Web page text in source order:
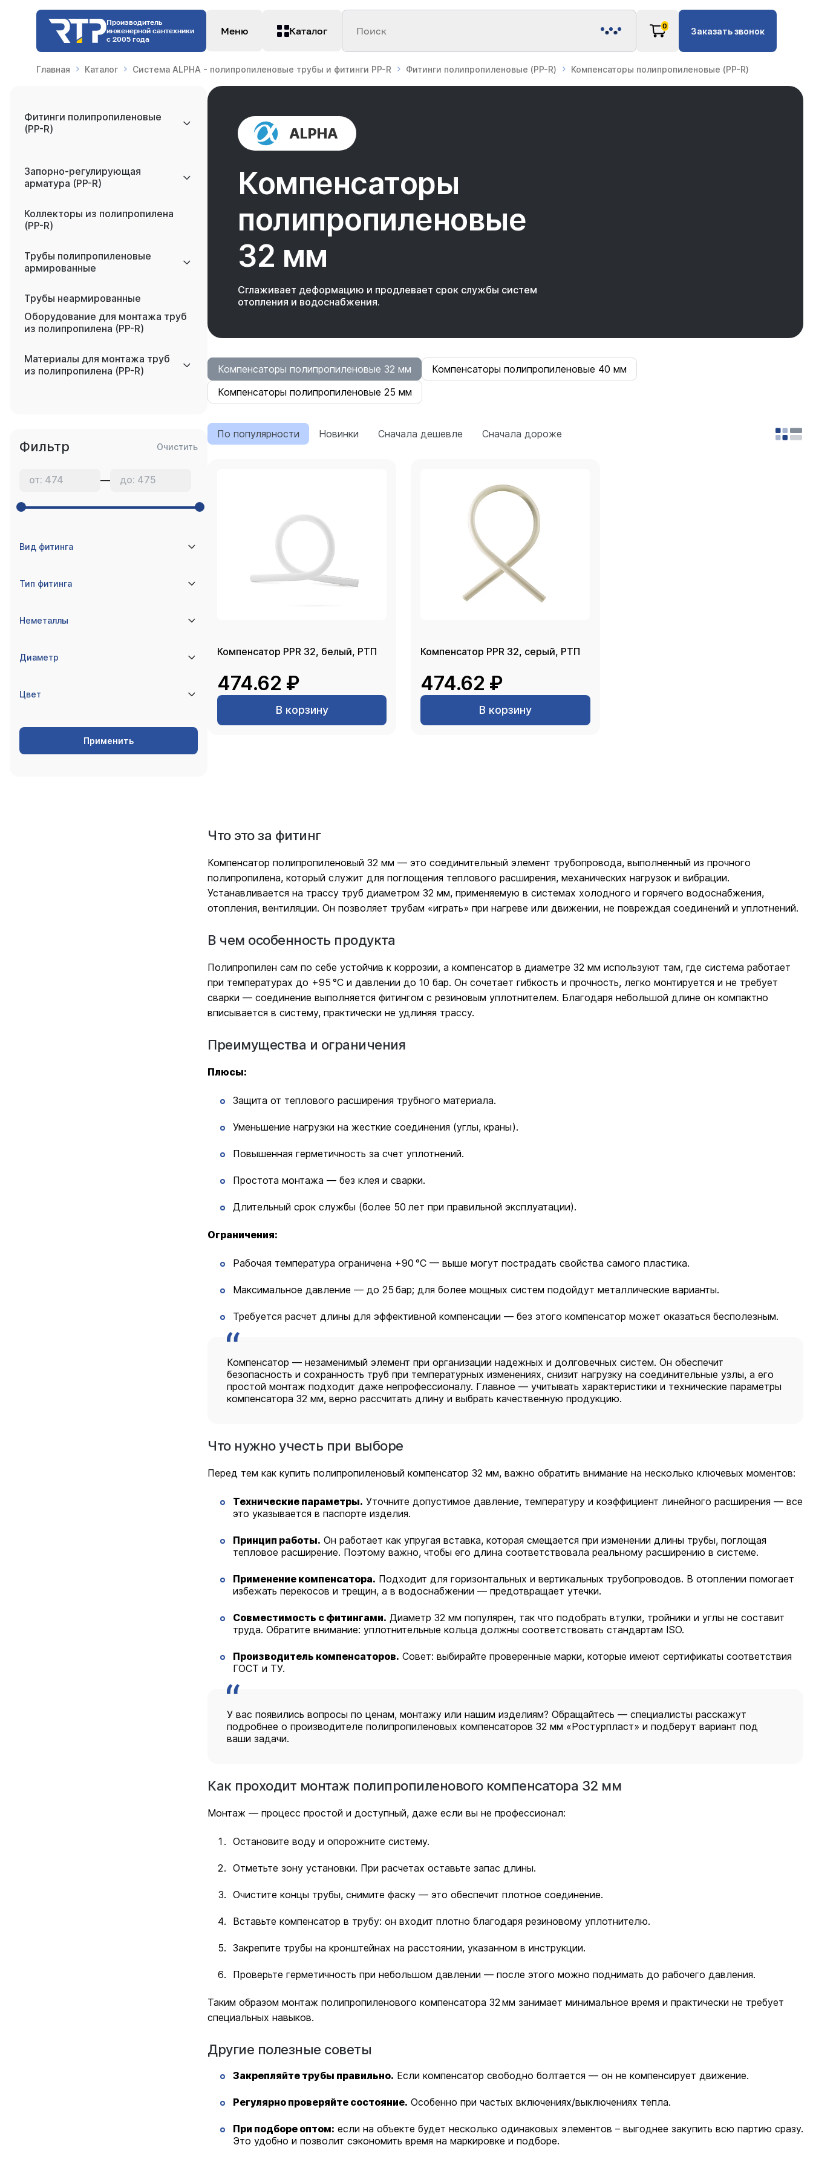
Производитель
инженерной сантехники
с 2005 года
Меню Каталог Поиск 0 Заказать звонок
Главная Каталог Система ALPHA - полипропиленовые трубы и фитинги PP-R Фитинги полипропиленовые (PP-R) Компенсаторы полипропиленовые (PP-R)
Фитинги полипропиленовые
(PP-R)
Запорно-регулирующая
арматура (PP-R)
Коллекторы из полипропилена
(PP-R)
Трубы полипропиленовые
армированные
Трубы неармированные
Оборудование для монтажа труб
из полипропилена (PP-R)
Материалы для монтажа труб
из полипропилена (PP-R)
Фильтр Очистить
—
Вид фитинга
Тип фитинга
Неметаллы
Диаметр
Цвет
Применить
ALPHA
Компенсаторы
полипропиленовые
32 мм
Сглаживает деформацию и продлевает срок службы систем
отопления и водоснабжения.
Компенсаторы полипропиленовые 32 мм
Компенсаторы полипропиленовые 40 мм
Компенсаторы полипропиленовые 25 мм
По популярности Новинки Сначала дешевле Сначала дороже
Компенсатор PPR 32, белый, РТП
474.62 ₽
В корзину
Компенсатор PPR 32, серый, РТП
474.62 ₽
В корзину
Что это за фитинг
Компенсатор полипропиленовый 32 мм — это соединительный элемент трубопровода, выполненный из прочного
полипропилена, который служит для поглощения теплового расширения, механических нагрузок и вибрации.
Устанавливается на трассу труб диаметром 32 мм, применяемую в системах холодного и горячего водоснабжения,
отопления, вентиляции. Он позволяет трубам «играть» при нагреве или движении, не повреждая соединений и уплотнений.
В чем особенность продукта
Полипропилен сам по себе устойчив к коррозии, а компенсатор в диаметре 32 мм используют там, где система работает
при температурах до +95 °C и давлении до 10 бар. Он сочетает гибкость и прочность, легко монтируется и не требует
сварки — соединение выполняется фитингом с резиновым уплотнителем. Благодаря небольшой длине он компактно
вписывается в систему, практически не удлиняя трассу.
Преимущества и ограничения
Плюсы:
Защита от теплового расширения трубного материала.
Уменьшение нагрузки на жесткие соединения (углы, краны).
Повышенная герметичность за счет уплотнений.
Простота монтажа — без клея и сварки.
Длительный срок службы (более 50 лет при правильной эксплуатации).
Ограничения:
Рабочая температура ограничена +90 °C — выше могут пострадать свойства самого пластика.
Максимальное давление — до 25 бар; для более мощных систем подойдут металлические варианты.
Требуется расчет длины для эффективной компенсации — без этого компенсатор может оказаться бесполезным.
Компенсатор — незаменимый элемент при организации надежных и долговечных систем. Он обеспечит
безопасность и сохранность труб при температурных изменениях, снизит нагрузку на соединительные узлы, а его
простой монтаж подходит даже непрофессионалу. Главное — учитывать характеристики и технические параметры
компенсатора 32 мм, верно рассчитать длину и выбрать качественную продукцию.
Что нужно учесть при выборе
Перед тем как купить полипропиленовый компенсатор 32 мм, важно обратить внимание на несколько ключевых моментов:
Технические параметры. Уточните допустимое давление, температуру и коэффициент линейного расширения — все
это указывается в паспорте изделия.
Принцип работы. Он работает как упругая вставка, которая смещается при изменении длины трубы, поглощая
тепловое расширение. Поэтому важно, чтобы его длина соответствовала реальному расширению в системе.
Применение компенсатора. Подходит для горизонтальных и вертикальных трубопроводов. В отоплении помогает
избежать перекосов и трещин, а в водоснабжении — предотвращает утечки.
Совместимость с фитингами. Диаметр 32 мм популярен, так что подобрать втулки, тройники и углы не составит
труда. Обратите внимание: уплотнительные кольца должны соответствовать стандартам ISO.
Производитель компенсаторов. Совет: выбирайте проверенные марки, которые имеют сертификаты соответствия
ГОСТ и ТУ.
У вас появились вопросы по ценам, монтажу или нашим изделиям? Обращайтесь — специалисты расскажут
подробнее о производителе полипропиленовых компенсаторов 32 мм «Ростурпласт» и подберут вариант под
ваши задачи.
Как проходит монтаж полипропиленового компенсатора 32 мм
Монтаж — процесс простой и доступный, даже если вы не профессионал:
Остановите воду и опорожните систему.
Отметьте зону установки. При расчетах оставьте запас длины.
Очистите концы трубы, снимите фаску — это обеспечит плотное соединение.
Вставьте компенсатор в трубу: он входит плотно благодаря резиновому уплотнителю.
Закрепите трубы на кронштейнах на расстоянии, указанном в инструкции.
Проверьте герметичность при небольшом давлении — после этого можно поднимать до рабочего давления.
Таким образом монтаж полипропиленового компенсатора 32 мм занимает минимальное время и практически не требует
специальных навыков.
Другие полезные советы
Закрепляйте трубы правильно. Если компенсатор свободно болтается — он не компенсирует движение.
Регулярно проверяйте состояние. Особенно при частых включениях/выключениях тепла.
При подборе оптом: если на объекте будет несколько одинаковых элементов – выгоднее закупить всю партию сразу.
Это удобно и позволит сэкономить время на маркировке и подборе.